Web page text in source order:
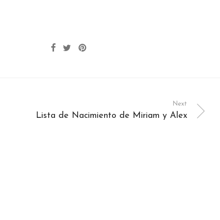
Next
Lista de Nacimiento de Miriam y Alex